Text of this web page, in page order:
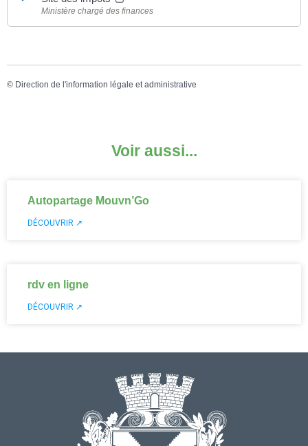
Ministère chargé des finances
© Direction de l'information légale et administrative
Voir aussi...
Autopartage Mouvn’Go
DÉCOUVRIR ↗
rdv en ligne
DÉCOUVRIR ↗